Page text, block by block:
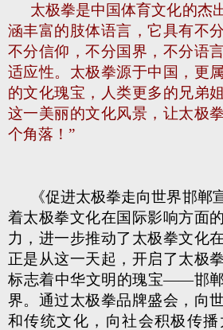
太极拳是中国体育文化的杰
涵丰富的肢体语言，它具有不
不分信仰，不分国界，不分语
适应性。太极拳源于中国，更
的文化瑰宝，人类更多的兄弟
这一美丽的文化风景，让太极
个角落！”
《促进太极拳走向世界邯郸
着太极拳文化在国际影响方面
力，进一步推动了太极拳文化
正是从这一天起，开启了太极
标志着中华文明的瑰宝——邯
界。通过太极拳品牌盛会，向
和传统文化，向社会积极传